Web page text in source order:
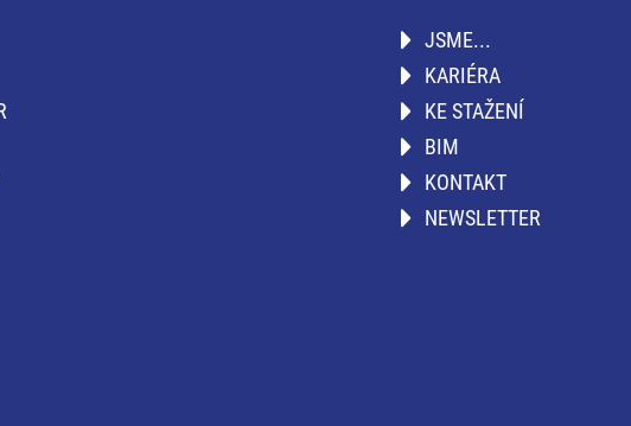
JSME...
KARIÉRA
KE STAŽENÍ
BIM
KONTAKT
NEWSLETTER